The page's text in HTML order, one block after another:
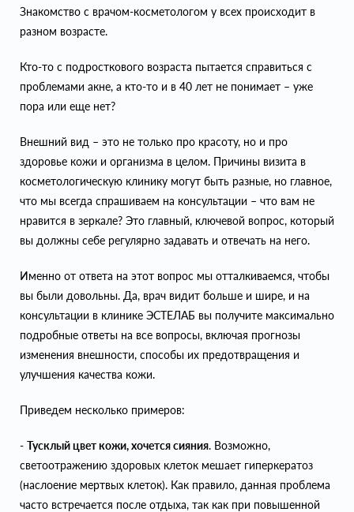
Знакомство с врачом-косметологом у всех происходит в
разном возрасте.
Кто-то с подросткового возраста пытается справиться с
проблемами акне, а кто-то и в 40 лет не понимает – уже
пора или еще нет?
Внешний вид – это не только про красоту, но и про
здоровье кожи и организма в целом. Причины визита в
косметологическую клинику могут быть разные, но главное,
что мы всегда спрашиваем на консультации – что вам не
нравится в зеркале? Это главный, ключевой вопрос, который
вы должны себе регулярно задавать и отвечать на него.
Именно от ответа на этот вопрос мы отталкиваемся, чтобы
вы были довольны. Да, врач видит больше и шире, и на
консультации в клинике ЭСТЕЛАБ вы получите максимально
подробные ответы на все вопросы, включая прогнозы
изменения внешности, способы их предотвращения и
улучшения качества кожи.
Приведем несколько примеров:
- Тусклый цвет кожи, хочется сияния. Возможно,
светоотражению здоровых клеток мешает гиперкератоз
(наслоение мертвых клеток). Как правило, данная проблема
часто встречается после отдыха, так как при повышенной